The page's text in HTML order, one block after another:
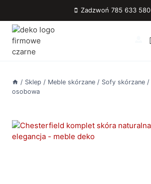
treści
Zadzwoń 785 633 580
/ Sklep / Meble skórzane / Sofy skórzane /
osobowa